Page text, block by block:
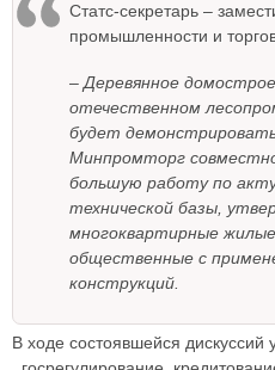
Статс-секретарь –
промышленности и
– Деревянное
отечественном
будет
Минпромторг
большую работу по
технической базы,
многоквартирные
общественные с
конструкций.
В ходе состоявшейся дискуссий